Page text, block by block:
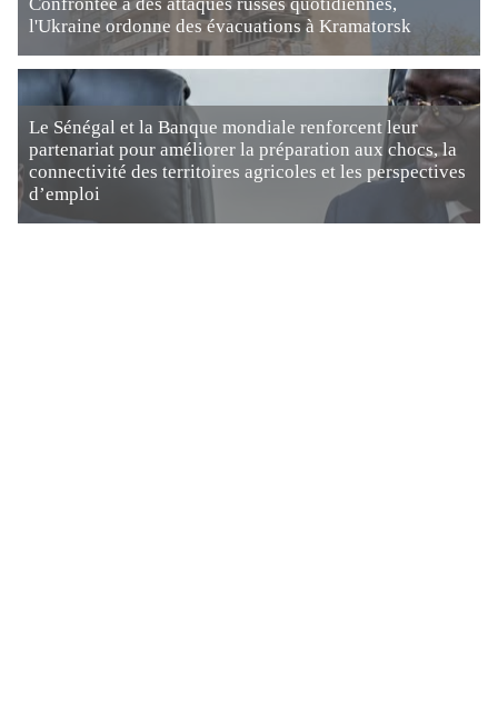
l'Ukraine ordonne des évacuations à Kramatorsk
Le Sénégal et la Banque mondiale renforcent leur
partenariat pour améliorer la préparation aux chocs, la
connectivité des territoires agricoles et les perspectives
d’emploi